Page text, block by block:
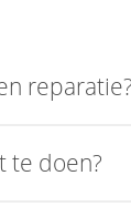
reparatie?
te doen?